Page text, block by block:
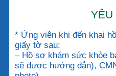
YÊU
* Ứng viên khi đến khai
giấy tờ sau:
– Hồ sơ khám sức khỏe
sẽ được hướng dẫn),